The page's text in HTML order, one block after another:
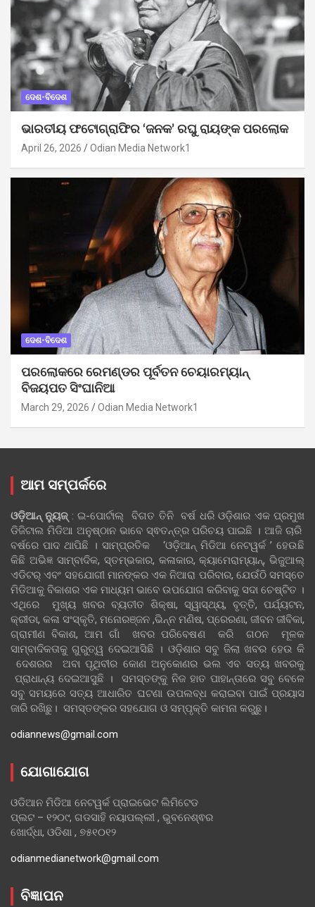
ଦେଶ-ବିଦେଶ
ଭାରତୀୟ ଫଟୋଗ୍ରାଫିର ‘ଜନକ’ ରଘୁ ରାୟଙ୍କ ପରଲୋକ
April 26, 2026 Odian Media Network1
ଦେଶ-ବିଦେଶ
ପରଲୋକରେ ରେମଣ୍ଡର ପୂର୍ବତନ ଚେୟାରମ୍ୟାନ୍
ବିଜୟପତ ସିଂଘାନିଆ
March 29, 2026 Odian Media Network1
ଆମ ସମ୍ପର୍କରେ
ଓଡ଼ିଆନ୍‍ ନ୍ୟୁଜ୍‍: ଇ-ପୋର୍ଟାଲ୍ ବିଗତ ତିନି ବର୍ଷ ଧରି ଓଡ଼ିଶାର ଏକ ପ୍ରମୁଖ
ଡିଜିଟାଲ ମିଡିଆ ଅନୁଷ୍ଠାନ ଭାବେ ସ୍ଵତନ୍ତ୍ର ପରିଚୟ ପାଇଛି । ଆଜି ଚାରି
ବର୍ଷରେ ପାଦ ଥାପିଛି । ସାମ୍ପ୍ରତିକ ‘ଓଡ଼ିଆନ୍‍ ମିଡିଆ ନେଟୱର୍କ ’ ହେଉଛି
କିଛି ଅଭିଜ୍ଞ ସାମ୍ବାଦିକ, ସ୍ତମ୍ଭକାର, କଳାକାର, କ୍ୟାମେରାମ୍ୟାନ୍, ଭିଜୁଆଲ୍
ଏଡିଟର୍ ଏବଂ ସହଯୋଗୀ ମାନଙ୍କର ଏକ ନିଆରା ପରିବାର, ଯେଉଁଠି ସମସ୍ତେ
ମିଡିଆକୁ ବିକାଶର ଏକ ମାଧ୍ୟମ ଭାବେ ଉପଯୋଗ କରିବାକୁ ସଦା ଚେଷ୍ଟିତ ।
ଏଥିରେ ମୁଖ୍ୟ ଖବର ବ୍ୟତୀତ ଶିକ୍ଷା, ସ୍ୱାସ୍ଥ୍ୟ, ବୃତ୍ତି, ପର୍ଯ୍ୟଟନ,
କ୍ରୀଡା, କଳା ସଂସ୍କୃତି, ମନୋରଞ୍ଜନ ,ଭିନ୍ନ ମଣିଷ, ପ୍ରେରଣା, ଜୀବନ ଜୀବିକା,
ଗ୍ରାମୀଣ ବିକାଶ, ଆମ ଗାଁ ଖବର ପରିବେଷଣ କରି ଗଠନ ମୂଳକ
ସାମ୍ବାଦିକତାକୁ ଗୁରୁତ୍ୱ ଦେଇଆସିଛି । ଓଡ଼ିଶାର ସବୁ ଜିଲା ଖବର ହେଉ କି
ଦେଶରର ଅବା ପୃଥିବୀର କୋଣ ଅନୁକୋଣର ଭଲ ଏବ ସତ୍ୟ ଖବରକୁ
ପ୍ରାଧାନ୍ୟ ଦେଇଆସୁଛି । ସମସ୍ତଙ୍କୁ ନିଜ ହାତ ପାହାନ୍ତାରେ ସବୁ ବେଳେ
ସବୁ ସମୟରେ ସତ୍ୟ ଆଧାରିତ ଘଟଣା ଉପଲବ୍ଧ କରାଇବା ପାଇଁ ପ୍ରୟାସ
ଜାରି ରଖିଛୁ। ସମସ୍ତଙ୍କର ସହଯୋଗ ଓ ସମ୍ପୃକ୍ତି କାମନା କରୁଛୁ।
odiannews@gmail.com
ଯୋଗାଯୋଗ
ଓଡିଆନ ମିଡିଆ ନେଟୱର୍କ ପ୍ରାଇଭେଟ ଲିମିଟେଡ
ପ୍ଲଟ – ୧୨୦୯, ଗଡସାହି ନୟାପଲ୍ଲୀ , ଭୁବନେଶ୍ଵର
ଖୋର୍ଦ୍ଧା, ଓଡିଶା , ୭୫୧୦୧୨
odianmedianetwork@gmail.com
ବିଜ୍ଞାପନ